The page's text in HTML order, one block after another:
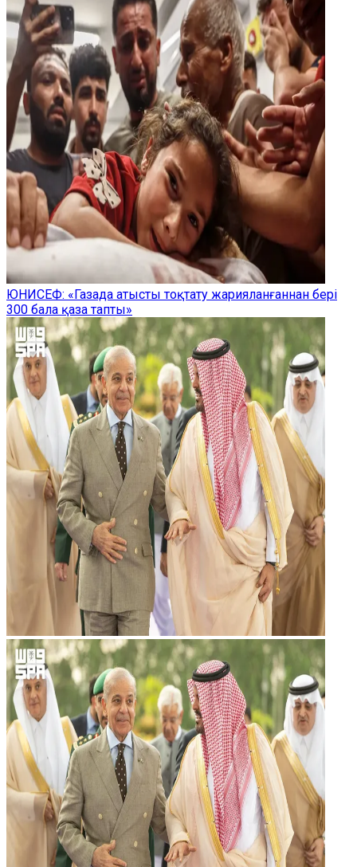
ЮНИСЕФ: «Газада атысты тоқтату жарияланғаннан бері
300 бала қаза тапты»